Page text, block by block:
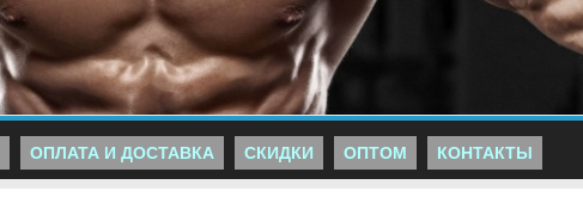
ОПЛАТА И ДОСТАВКА СКИДКИ ОПТОМ КОНТАКТЫ